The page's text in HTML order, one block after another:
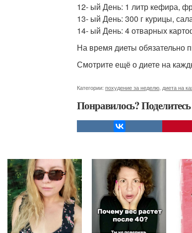
12- ый День: 1 литр кефира,
13- ый День: 300 г курицы,
14- ый День: 4 отварных
На время диеты обязательно
Смотрите ещё о диете на
Категории: похудение за неделю диета на
Понравилось?